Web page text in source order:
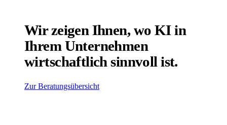
Wir zeigen Ihnen, wo KI in
Ihrem Unternehmen
wirtschaftlich sinnvoll ist.
Zur Beratungsübersicht